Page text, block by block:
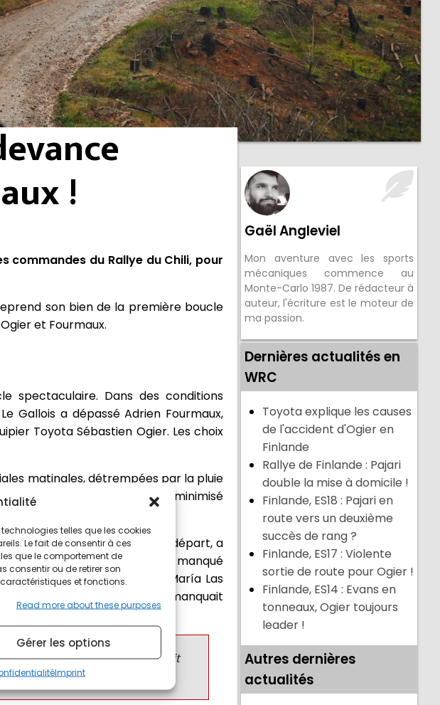
telles que les cookies
Le fait de consentir à ces
que le comportement de
consentir ou de retirer son
et fonctions.
Read more about these purposes
Gérer les options
Imprint
!
commandes du Rallye du Chili, pour
son bien de la première boucle
et Fourmaux.
spectaculaire. Dans des conditions
Gallois a dépassé Adrien Fourmaux,
Toyota Sébastien Ogier. Les choix
matinales, détrempées par la pluie
très moyen, je dirais », a minimisé
»
Français, trop prudent au départ, a
troisième rang après avoir manqué
10,2 secondes rien que sur María Las
Sa Hyundai i20 N Rally1 manquait
le pneu lâchait », expliquait
Gaël Angleviel
Mon aventure avec les sports
mécaniques commence au
Monte-Carlo 1987. De rédacteur à
auteur, l'écriture est le moteur de
ma passion.
Dernières actualités en
WRC
Toyota explique les causes
de l'accident d'Ogier en
Finlande
Rallye de Finlande : Pajari
double la mise à domicile !
Finlande, ES18 : Pajari en
route vers un deuxième
succès de rang ?
Finlande, ES17 : Violente
sortie de route pour Ogier !
Finlande, ES14 : Evans en
tonneaux, Ogier toujours
leader !
Autres dernières
actualités